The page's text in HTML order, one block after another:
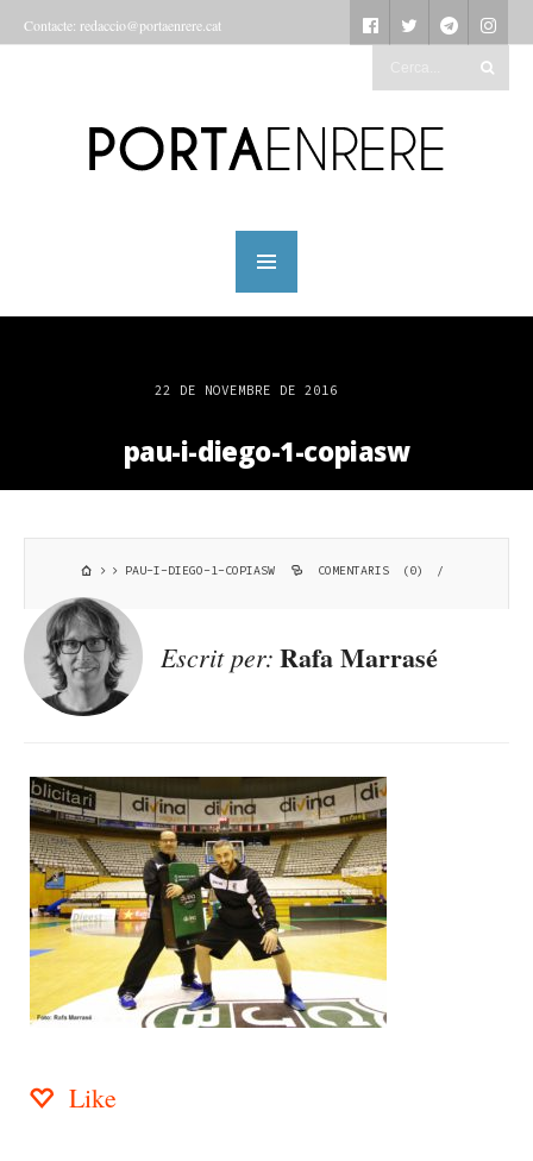
Contacte: redaccio@portaenrere.cat
22 DE NOVEMBRE DE 2016
pau-i-diego-1-copiasw
PAU-I-DIEGO-1-COPIASW COMENTARIS (0) /
Escrit per: Rafa Marrasé
Like